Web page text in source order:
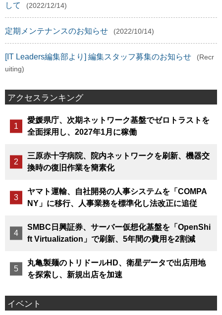
して
(2022/12/14)
定期メンテナンスのお知らせ (2022/10/14)
[IT Leaders編集部より] 編集スタッフ募集のお知らせ
(Recr
uiting)
アクセスランキング
愛媛県庁、次期ネットワーク基盤でゼロトラストを
全面採用し、2027年1月に稼働
三原赤十字病院、院内ネットワークを刷新、機器交
換時の復旧作業を簡素化
ヤマト運輸、自社開発の人事システムを「COMPA
NY」に移行、人事業務を標準化し法改正に追従
SMBC日興証券、サーバー仮想化基盤を「OpenShi
ft Virtualization」で刷新、5年間の費用を2割減
丸亀製麺のトリドールHD、衛星データで出店用地
を探索し、新規出店を加速
イベント